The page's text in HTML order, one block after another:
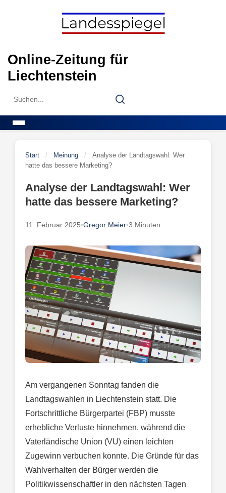
Online-Zeitung für
Liechtenstein
Search
Search
Start / Meinung /
Analyse der Landtagswahl: Wer
hatte das bessere Marketing?
Analyse der Landtagswahl: Wer
hatte das bessere Marketing?
11. Februar 2025•Gregor Meier•3 Minuten
Am vergangenen Sonntag fanden die
Landtagswahlen in Liechtenstein statt. Die
Fortschrittliche Bürgerpartei (FBP) musste
erhebliche Verluste hinnehmen, während die
Vaterländische Union (VU) einen leichten
Zugewinn verbuchen konnte. Die Gründe für das
Wahlverhalten der Bürger werden die
Politikwissenschaftler in den nächsten Tagen